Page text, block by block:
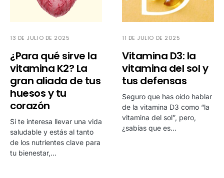
13 DE JULIO DE 2025
¿Para qué sirve la
vitamina K2? La
gran aliada de tus
huesos y tu
corazón
Si te interesa llevar una vida
saludable y estás al tanto
de los nutrientes clave para
tu bienestar,…
11 DE JULIO DE 2025
Vitamina D3: la
vitamina del sol y
tus defensas
Seguro que has oído hablar
de la vitamina D3 como “la
vitamina del sol”, pero,
¿sabías que es…